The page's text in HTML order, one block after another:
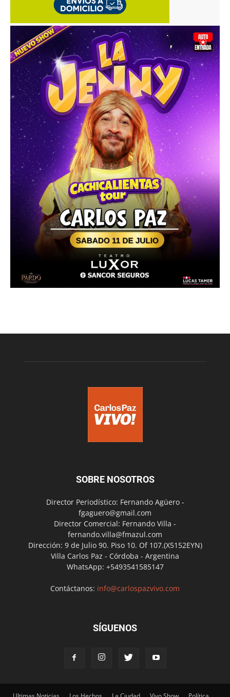
SOBRE NOSOTROS
Director Periodístico: Fernando Agüero -
fgaguero@gmail.com
Director Comercial: Fernando Villa -
fernando.villa@fmazul.com
Dirección: 9 de Julio 90. Piso 10. Of 107.(X5152EYN)
Villa Carlos Paz - Córdoba - Argentina
WhatsApp: +5493541585147
Contáctanos: info@carlospazvivo.com
SÍGUENOS